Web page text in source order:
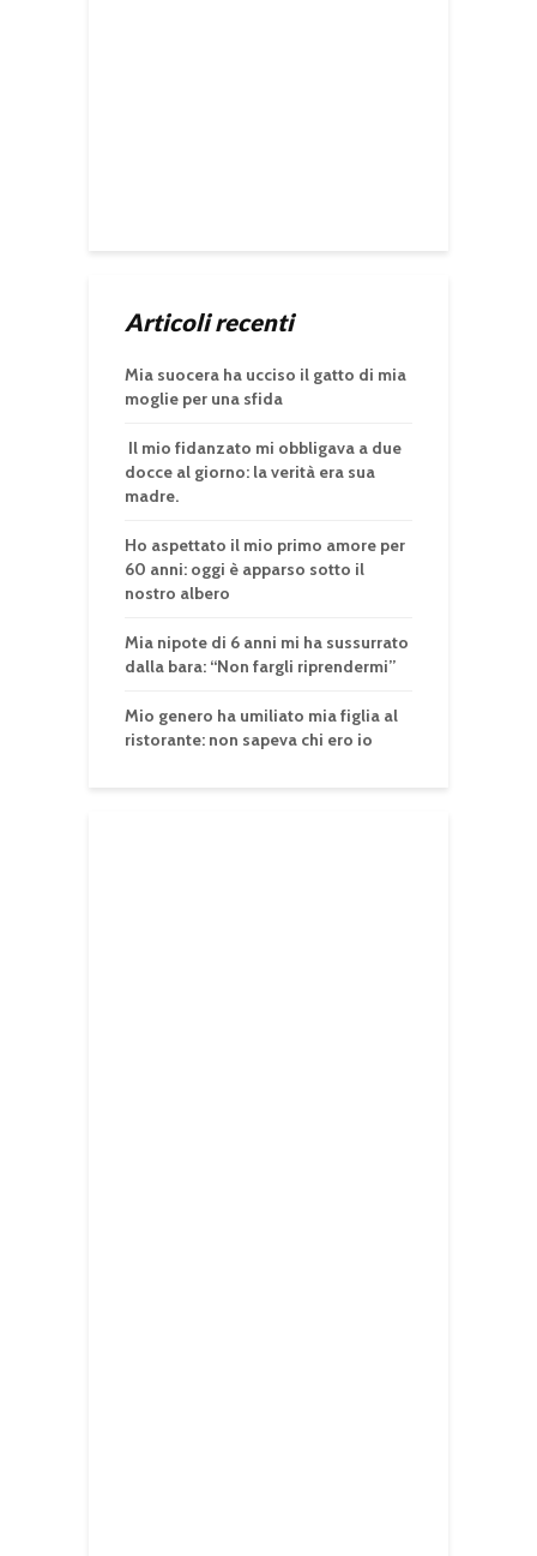
Articoli recenti
Mia suocera ha ucciso il gatto di mia
moglie per una sfida
Il mio fidanzato mi obbligava a due
docce al giorno: la verità era sua
madre.
Ho aspettato il mio primo amore per
60 anni: oggi è apparso sotto il
nostro albero
Mia nipote di 6 anni mi ha sussurrato
dalla bara: “Non fargli riprendermi”
Mio genero ha umiliato mia figlia al
ristorante: non sapeva chi ero io